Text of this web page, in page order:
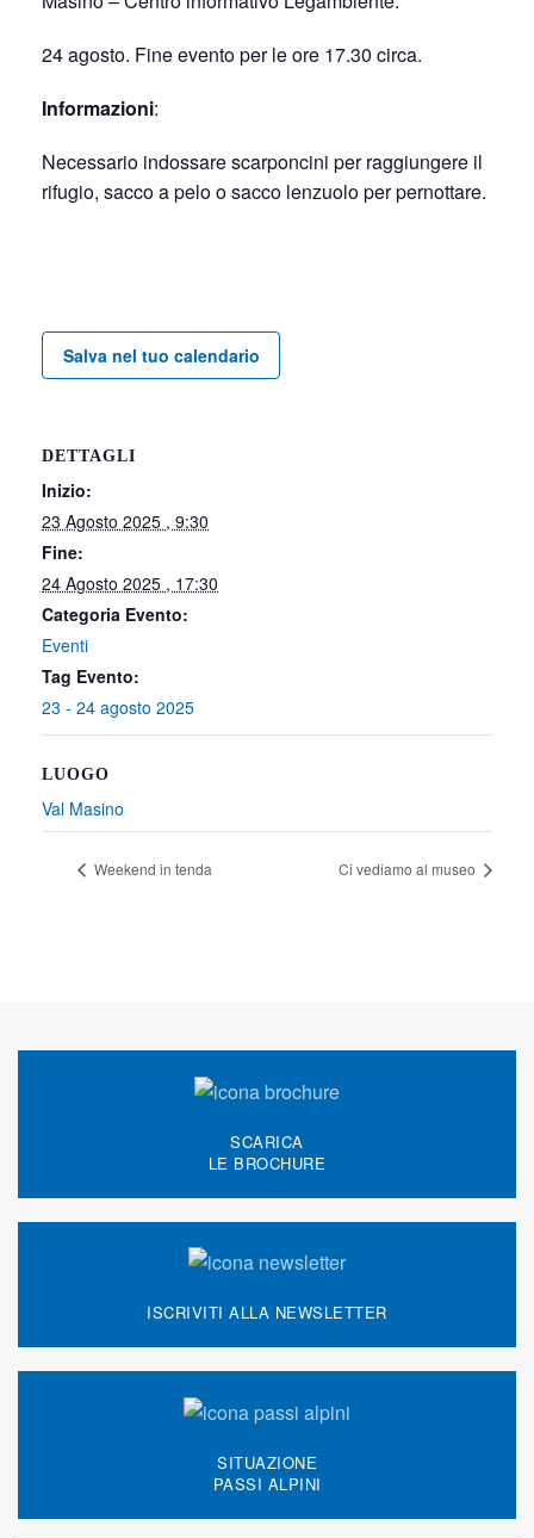
24 agosto. Fine evento per le ore 17.30 circa.
Informazioni:
Necessario indossare scarponcini per raggiungere il
rifugio, sacco a pelo o sacco lenzuolo per pernottare.
Salva nel tuo calendario
DETTAGLI
Inizio:
23 Agosto 2025 , 9:30
Fine:
24 Agosto 2025 , 17:30
Categoria Evento:
Eventi
Tag Evento:
23 - 24 agosto 2025
LUOGO
Val Masino
Weekend in tenda Ci vediamo al museo
SCARICA
LE BROCHURE
ISCRIVITI ALLA NEWSLETTER
SITUAZIONE
PASSI ALPINI